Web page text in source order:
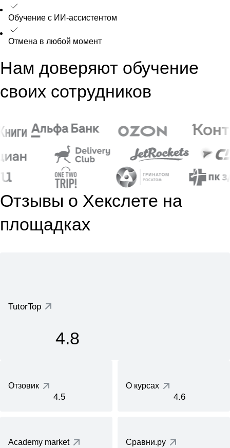
Обучение с ИИ-ассистентом
Отмена в любой момент
Нам доверяют обучение
своих сотрудников
Отзывы о Хекслете на
площадках
TutorTop
4.8
Отзовик
4.5
О курсах
4.6
Academy market Сравни.ру